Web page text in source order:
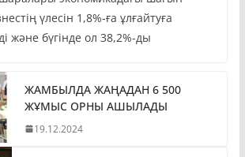
үлесін 1,8%-ға ұлғайтуға
және бүгінде ол 38,2%-ды
ЖАМБЫЛДА ЖАҢАДАН 6 500
ЖҰМЫС ОРНЫ АШЫЛАДЫ
19.12.2024